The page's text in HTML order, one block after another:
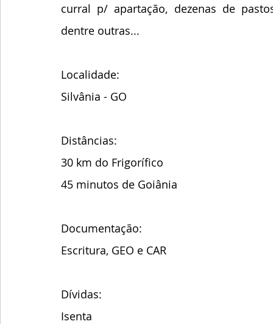
curral p/ apartação, dezenas de
dentre outras...
Localidade:
Silvânia - GO
Distâncias:
30 km do Frigorífico
45 minutos de Goiânia
Documentação:
Escritura, GEO e CAR
Dívidas:
Isenta